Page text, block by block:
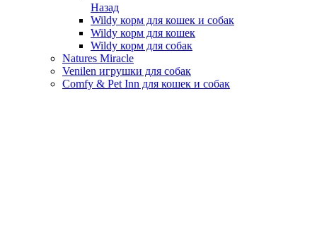
Назад
Wildy корм для кошек и собак
Wildy корм для кошек
Wildy корм для собак
Natures Miracle
Venilen игрушки для собак
Comfy & Pet Inn для кошек и собак